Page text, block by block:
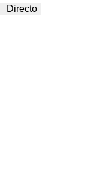
Directo